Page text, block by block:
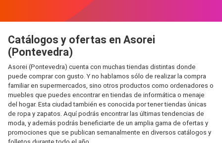
Catálogos y ofertas en Asorei
(Pontevedra)
Asorei (Pontevedra) cuenta con muchas tiendas distintas donde
puede comprar con gusto. Y no hablamos sólo de realizar la compra
familiar en supermercados, sino otros productos como ordenadores o
muebles que puedes encontrar en tiendas de informática o menaje
del hogar. Esta ciudad también es conocida por tener tiendas únicas
de ropa y zapatos. Aquí podrás encontrar las últimas tendencias de
moda, y además podrás beneficiarte de un amplia gama de ofertas y
promociones que se publican semanalmente en diversos catálogos y